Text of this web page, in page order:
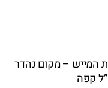
המייש – מקום נהדר
קפה